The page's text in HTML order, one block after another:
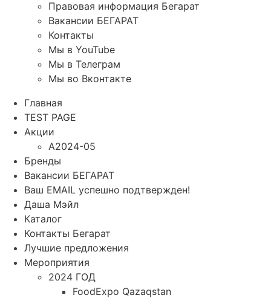
Правовая информация Бегарат
Вакансии БЕГАРАТ
Контакты
Мы в YouTube
Мы в Телеграм
Мы во Вконтакте
Главная
TEST PAGE
Акции
A2024-05
Бренды
Вакансии БЕГАРАТ
Ваш EMAIL успешно подтвержден!
Даша Мэйл
Каталог
Контакты Бегарат
Лучшие предложения
Мероприятия
2024 ГОД
FoodExpo Qazaqstan